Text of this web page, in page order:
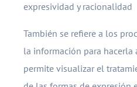
expresividad y racionalidad
También se refiere a los
la información para hacerla
permite visualizar el